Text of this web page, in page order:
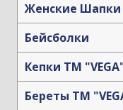
Женские Шапки
Бейсболки
Кепки TM
Береты TM